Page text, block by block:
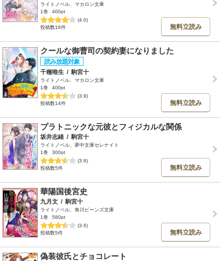
ライトノベル、マカロン文庫
1巻
400pt
(4.0)
投稿数16件
無料立読み
クールな御曹司の契約妻になりました
千種唯生 / 駒宮十
ライトノベル、マカロン文庫
1巻
400pt
(3.9)
投稿数14件
無料立読み
プラトニックな元彼とフィジカルな関係
坂井志緒 / 駒宮十
ライトノベル、夢中文庫セレナイト
1巻
300pt
(3.8)
投稿数5件
無料立読み
華陽国後宮史
九月文 / 駒宮十
ライトノベル、角川ビーンズ文庫
1巻
580pt
(3.6)
投稿数5件
無料立読み
偽装彼氏とチョコレート